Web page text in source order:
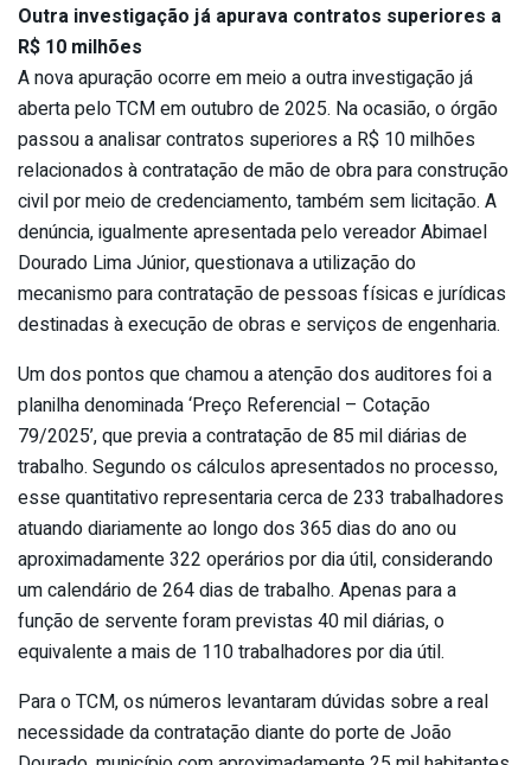
Outra investigação já apurava contratos superiores a
R$ 10 milhões
A nova apuração ocorre em meio a outra investigação já
aberta pelo TCM em outubro de 2025. Na ocasião, o órgão
passou a analisar contratos superiores a R$ 10 milhões
relacionados à contratação de mão de obra para construção
civil por meio de credenciamento, também sem licitação. A
denúncia, igualmente apresentada pelo vereador Abimael
Dourado Lima Júnior, questionava a utilização do
mecanismo para contratação de pessoas físicas e jurídicas
destinadas à execução de obras e serviços de engenharia.
Um dos pontos que chamou a atenção dos auditores foi a
planilha denominada ‘Preço Referencial – Cotação
79/2025’, que previa a contratação de 85 mil diárias de
trabalho. Segundo os cálculos apresentados no processo,
esse quantitativo representaria cerca de 233 trabalhadores
atuando diariamente ao longo dos 365 dias do ano ou
aproximadamente 322 operários por dia útil, considerando
um calendário de 264 dias de trabalho. Apenas para a
função de servente foram previstas 40 mil diárias, o
equivalente a mais de 110 trabalhadores por dia útil.
Para o TCM, os números levantaram dúvidas sobre a real
necessidade da contratação diante do porte de João